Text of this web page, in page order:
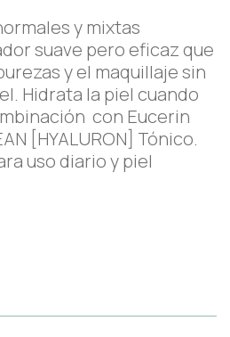
y mixtas
suave pero eficaz que
y el maquillaje sin
Hidrata la piel cuando
con Eucerin
[HYALURON] Tónico.
uso diario y piel